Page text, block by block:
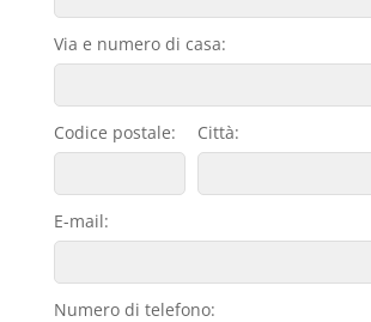
Via e numero di casa:
Codice postale: Città:
E-mail:
Numero di telefono: